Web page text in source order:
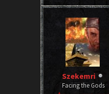
Szekemri
Facing the Gods